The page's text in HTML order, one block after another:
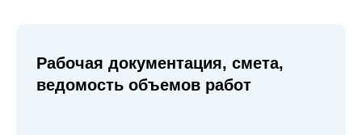
Рабочая документация, смета,
ведомость объемов работ